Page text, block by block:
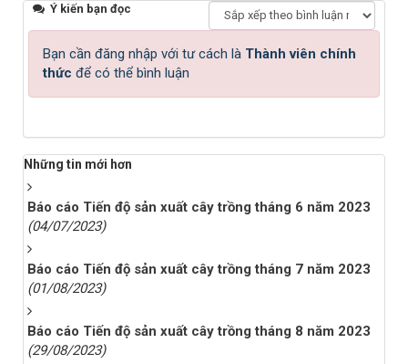
Ý kiến bạn đọc
Bạn cần đăng nhập với tư cách là Thành viên chính
thức để có thể bình luận
Những tin mới hơn
Báo cáo Tiến độ sản xuất cây trồng tháng 6 năm 2023
(04/07/2023)
Báo cáo Tiến độ sản xuất cây trồng tháng 7 năm 2023
(01/08/2023)
Báo cáo Tiến độ sản xuất cây trồng tháng 8 năm 2023
(29/08/2023)